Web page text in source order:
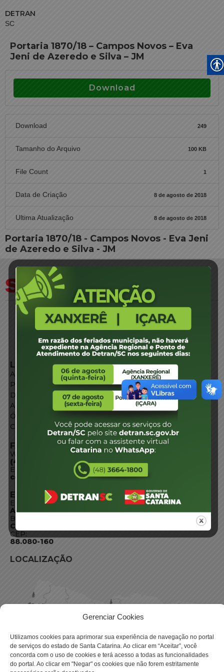
Gerenciar Cookies
Utilizamos cookies para aprimorar sua experiência de navegação no portal
de serviços do estado de Santa Catarina. Ao clicar em “Aceitar”, você
concorda com o uso de cookies e terá acesso a todas as funcionalidades
do portal. Ao clicar em "Negar" os cookies que não forem estritamente
DETRAN
SC
Portaria 1870/18 – Campos Novos – Eva
Jeni de Azeredo e Silva – JM
Download
Download 249
Tamanho do Arquivo 100 KB
File Count 1
Data de Criação 8 de agosto de 2018
Ultima Atualização 8 de agosto de 2018
Portaria 1870/18 - Campos Novos - Eva Jeni
de Azeredo e Silva - JM
LINKS EXTERNOS
Agência de Notícias
Portal de Serviços
Diário Oficial
Acesso à Informação
Órgãos do Governo
Conheça SC
FALE CONOSCO
WhatsApp:
(48) 3664-1800
E-mail:
centraldeinformacoes@detran.sc.gov.br
ENDEREÇO
Endereço:
Av. Almirante Tamandaré - 480
Bairro:
Coqueiros, Florianópolis SC
CEP:
88.080-160
LOCALIZAÇÃO